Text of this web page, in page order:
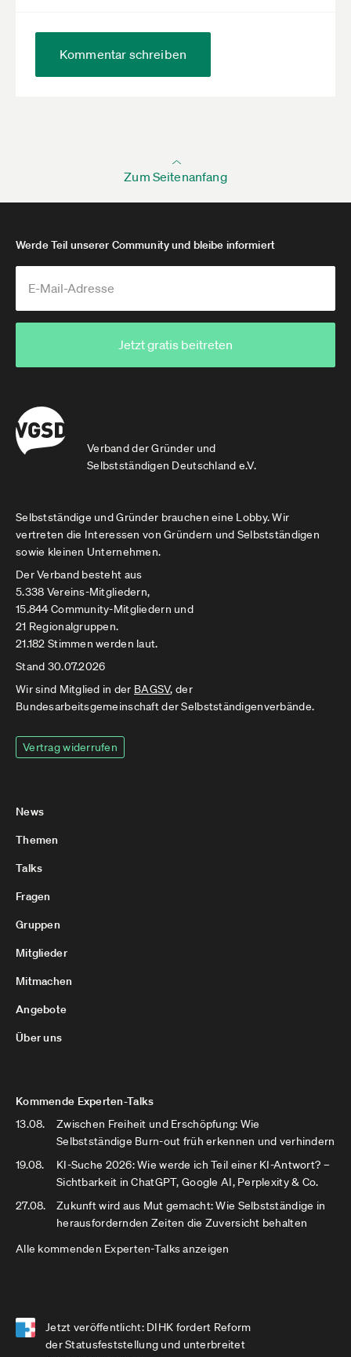
Kommentar schreiben
Zum Seitenanfang
Verband der Gründer und
Selbstständigen Deutschland e.V.
Werde Teil unserer Community und bleibe informiert
Jetzt gratis beitreten
Selbstständige und Gründer brauchen eine Lobby. Wir
vertreten die Interessen von Gründern und Selbstständigen
sowie kleinen Unternehmen.
Der Verband besteht aus
5.338 Vereins-Mitgliedern,
15.844 Community-Mitgliedern und
21 Regionalgruppen.
21.182 Stimmen werden laut.
Stand 30.07.2026
Wir sind Mitglied in der BAGSV, der
Bundesarbeitsgemeinschaft der Selbstständigenverbände.
Vertrag widerrufen
News
Themen
Talks
Fragen
Gruppen
Mitglieder
Mitmachen
Angebote
Über uns
Kommende Experten-Talks
13.08.
Zwischen Freiheit und Erschöpfung: Wie
Selbstständige Burn-out früh erkennen und verhindern
19.08.
KI-Suche 2026: Wie werde ich Teil einer KI-Antwort? –
Sichtbarkeit in ChatGPT, Google AI, Perplexity & Co.
27.08.
Zukunft wird aus Mut gemacht: Wie Selbstständige in
herausfordernden Zeiten die Zuversicht behalten
Alle kommenden Experten-Talks anzeigen
Jetzt veröffentlicht: DIHK fordert Reform
der Statusfeststellung und unterbreitet